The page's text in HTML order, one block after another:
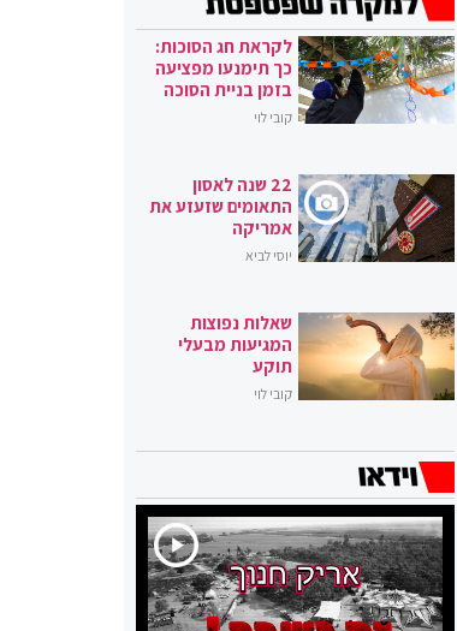
לקראת חג הסוכות:
כך תימנעו מפציעה
בזמן בניית הסוכה
קובי לוי
22 שנה לאסון
התאומים שזעזע את
אמריקה
יוסי לביא
שאלות נפוצות
המגיעות מבעלי
תוקע
קובי לוי